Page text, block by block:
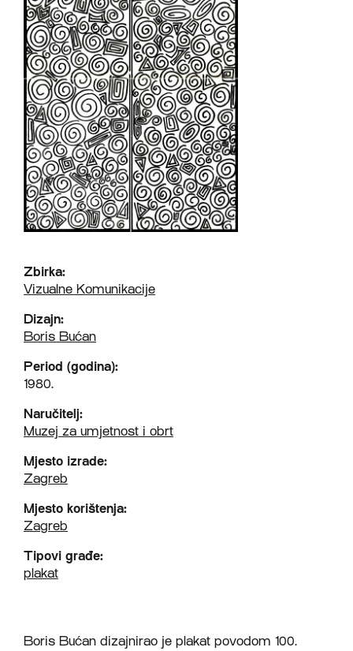
Zbirka:
Vizualne Komunikacije
Dizajn:
Boris Bućan
Period (godina):
1980.
Naručitelj:
Muzej za umjetnost i obrt
Mjesto izrade:
Zagreb
Mjesto korištenja:
Zagreb
Tipovi građe:
plakat
Boris Bućan dizajnirao je plakat povodom 100.